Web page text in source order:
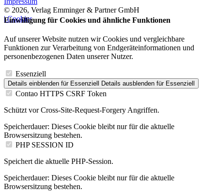
© 2026, Verlag Emminger & Partner GmbH
| Cookies
Einwilligung für Cookies und ähnliche Funktionen
Auf unserer Website nutzen wir Cookies und vergleichbare
Funktionen zur Verarbeitung von Endgeräteinformationen und
personenbezogenen Daten unserer Nutzer.
Essenziell
Details einblenden für Essenziell Details ausblenden für Essenziell
Contao HTTPS CSRF Token
Schützt vor Cross-Site-Request-Forgery Angriffen.
Speicherdauer: Dieses Cookie bleibt nur für die aktuelle
Browsersitzung bestehen.
PHP SESSION ID
Speichert die aktuelle PHP-Session.
Speicherdauer: Dieses Cookie bleibt nur für die aktuelle
Browsersitzung bestehen.